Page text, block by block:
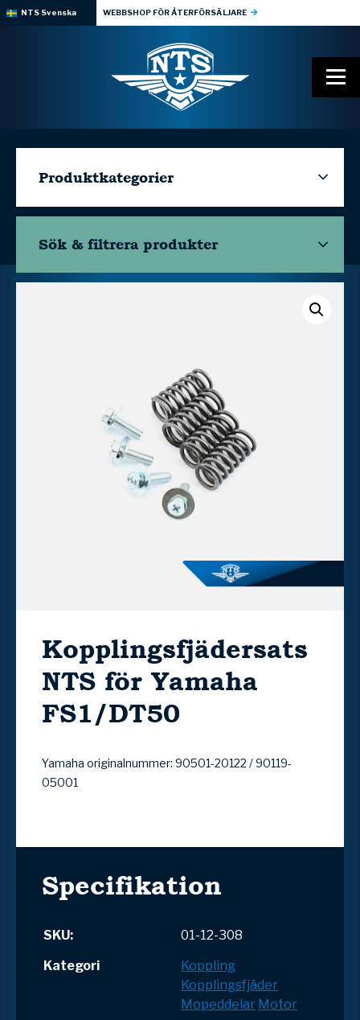
NTS Svenska WEBBSHOP FÖR ÅTERFÖRSÄLJARE
Produktkategorier
Sök & filtrera produkter
Kopplingsfjädersats
NTS för Yamaha
FS1/DT50
Yamaha originalnummer: 90501-20122 / 90119-
05001
Specifikation
SKU:
01-12-308
Kategori
Koppling
Kopplingsfjäder
Mopeddelar Motor